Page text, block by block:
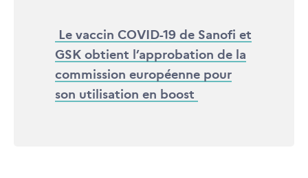
Le vaccin COVID-19 de Sanofi et
GSK obtient l’approbation de la
commission européenne pour
son utilisation en boost